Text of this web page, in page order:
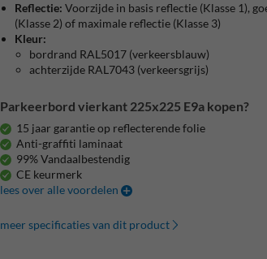
Reflectie:Voorzijde in basis reflectie (Klasse 1),
(Klasse 2) of maximale reflectie (Klasse 3)
Kleur:
bordrand RAL5017 (verkeersblauw)
achterzijde RAL7043 (verkeersgrijs)
Parkeerbord vierkant 225x225 E9a kopen?
15 jaar garantie op reflecterende folie
Anti-graffiti laminaat
99% Vandaalbestendig
CE keurmerk
lees over alle voordelen
meer specificaties van dit product